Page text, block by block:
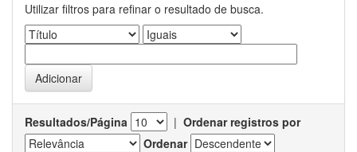
Utilizar filtros para refinar o resultado de busca.
Resultados/Página | Ordenar registros por
Ordenar